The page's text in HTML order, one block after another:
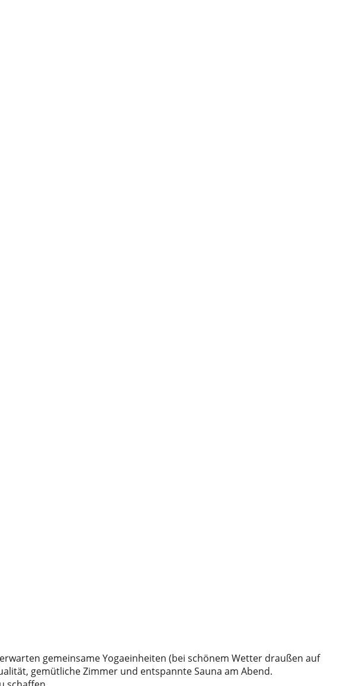
gemeinsame Yogaeinheiten (bei schönem Wetter draußen auf
gemütliche Zimmer und entspannte Sauna am Abend.